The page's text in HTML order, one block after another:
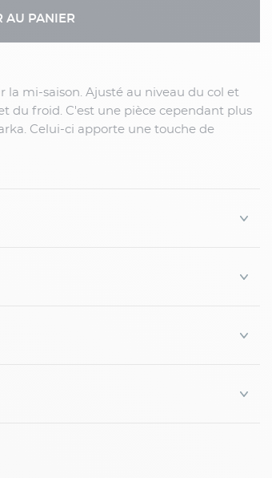
AU PANIER
du froid. C'est une pièce cependant plus
Celui-ci apporte une touche de
ses bord-côte en bas du blouson